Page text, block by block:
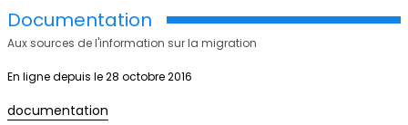
Documentation
Aux sources de l'information sur la migration
En ligne depuis le 28 octobre 2016
documentation